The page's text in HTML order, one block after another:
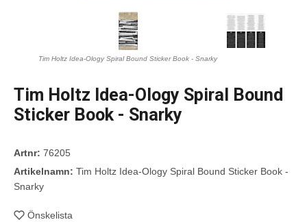
Tim Holtz Idea-Ology Spiral Bound Sticker Book - Snarky
Tim Holtz Idea-Ology Spiral Bound
Sticker Book - Snarky
Artnr: 76205
Artikelnamn: Tim Holtz Idea-Ology Spiral Bound Sticker Book -
Snarky
Önskelista